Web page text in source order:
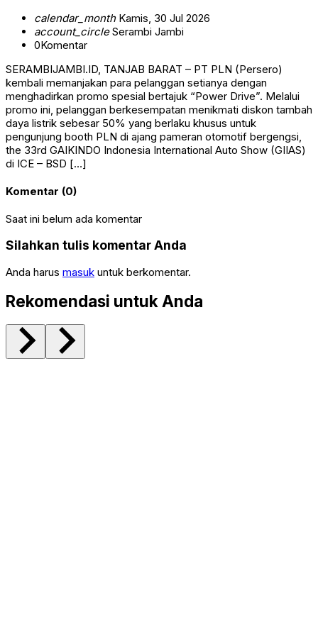
calendar_monthKamis, 30 Jul 2026
account_circleSerambi Jambi
0Komentar
SERAMBIJAMBI.ID, TANJAB BARAT – PT PLN (Persero)
kembali memanjakan para pelanggan setianya dengan
menghadirkan promo spesial bertajuk “Power Drive”. Melalui
promo ini, pelanggan berkesempatan menikmati diskon tambah
daya listrik sebesar 50% yang berlaku khusus untuk
pengunjung booth PLN di ajang pameran otomotif bergengsi,
the 33rd GAIKINDO Indonesia International Auto Show (GIIAS)
di ICE – BSD […]
Komentar (0)
Saat ini belum ada komentar
Silahkan tulis komentar Anda
Anda harus masuk untuk berkomentar.
Rekomendasi untuk Anda